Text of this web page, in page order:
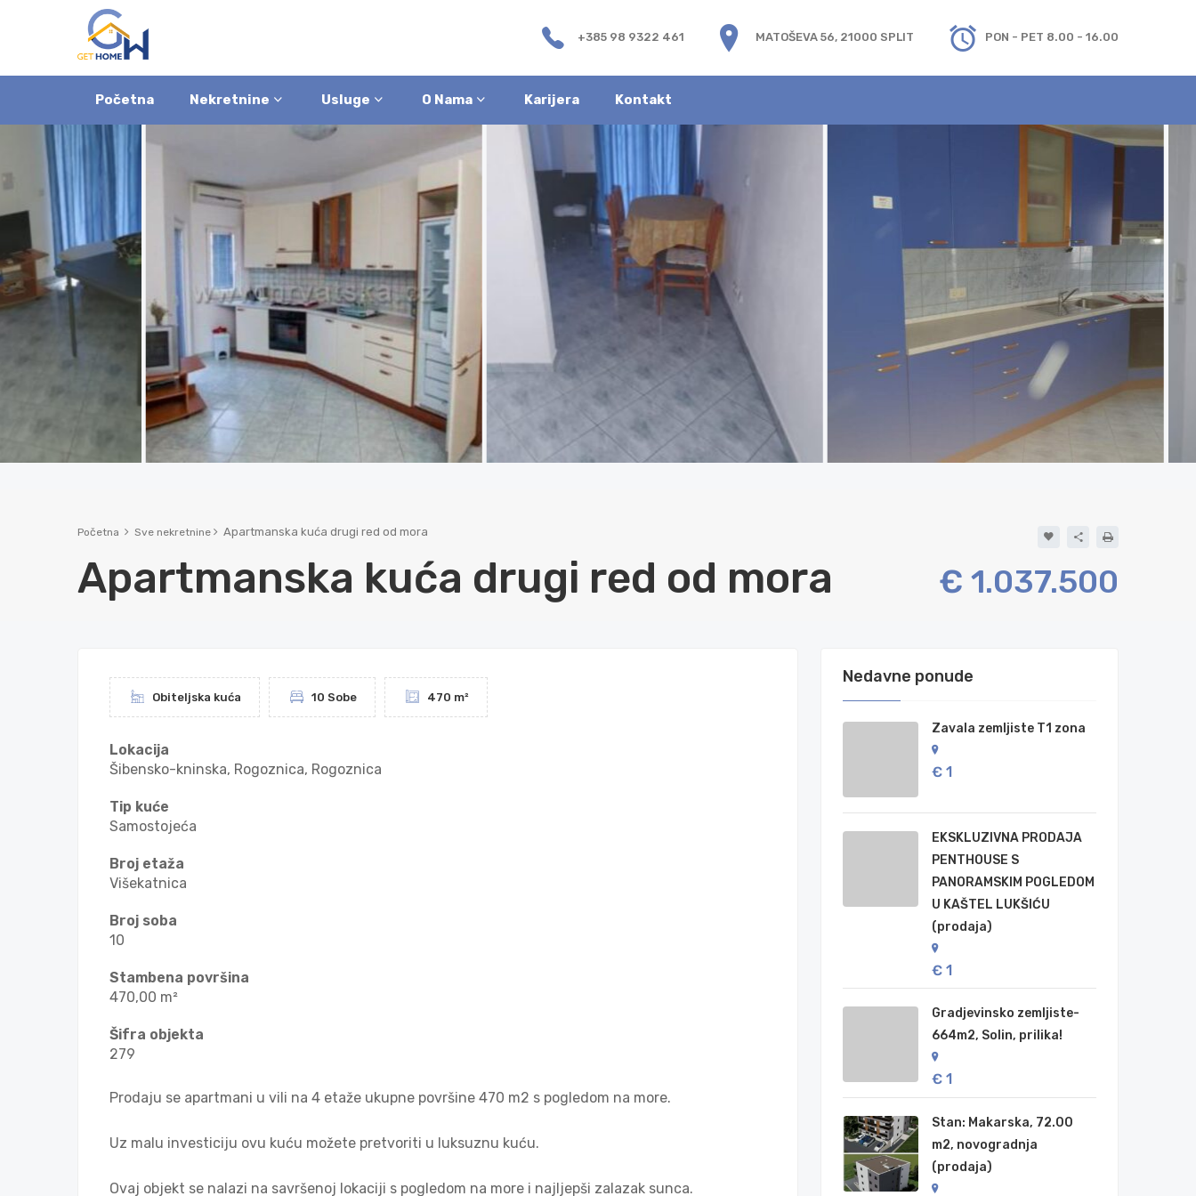
+385 98 9322 461 MATOŠEVA 56, 21000 SPLIT PON - PET 8.00 - 16.00
Početna Nekretnine Usluge O Nama Karijera Kontakt
Početna Sve nekretnine Apartmanska kuća drugi red od mora
Apartmanska kuća drugi red od mora € 1.037.500
Obiteljska kuća 10 Sobe 470 m²
Lokacija
Šibensko-kninska, Rogoznica, Rogoznica
Tip kuće
Samostojeća
Broj etaža
Višekatnica
Broj soba
10
Stambena površina
470,00 m²
Šifra objekta
279
Prodaju se apartmani u vili na 4 etaže ukupne površine 470 m2 s pogledom na more.
Uz malu investiciju ovu kuću možete pretvoriti u luksuznu kuću.
Ovaj objekt se nalazi na savršenoj lokaciji s pogledom na more i najljepši zalazak sunca.
Nedavne ponude
Zavala zemljiste T1 zona
€ 1
EKSKLUZIVNA PRODAJA
PENTHOUSE S
PANORAMSKIM POGLEDOM
U KAŠTEL LUKŠIĆU
(prodaja)
€ 1
Gradjevinsko zemljiste-
664m2, Solin, prilika!
€ 1
Stan: Makarska, 72.00
m2, novogradnja
(prodaja)